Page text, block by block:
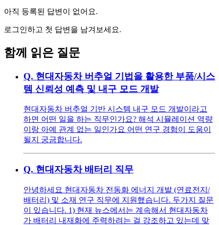
아직 등록된 답변이 없어요.
로그인하고 첫 답변을 남겨보세요.
함께 읽은 질문
Q. 현대자동차 버추얼 기법을 활용한 부품/시스
템 신뢰성 예측 및 내구 모드 개발
현대자동차 버추얼 기반 시스템 내구 모드 개발이라고
하면 어떤 일을 하는 직무인가요? 해석 시뮬레이션 역량
이랑 아예 관계 없는 일인가요 어떤 연구 경험이 도움이
될지 궁금합니다.
Q. 현대자동차 배터리 직무
안녕하세요 현대자동차 전동화 에너지 개발 (연료전지/
배터리) 및 소재 연구 직무에 지원했습니다. 두가지 질문
이 있습니다. 1) 현재 뉴스에서는 계속해서 현대자동차
가 배터리 내재화에 주력하려는 걸 강조하고 있는데 맞